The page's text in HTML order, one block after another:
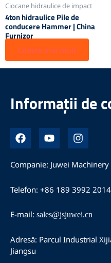
Ciocane hidraulice de impact
4ton hidraulice Pile de
conducere Hammer | China
Furnizor
Citește mai mult
Informații de
F
a
c
e
o
o
Y
o
u
t
u
b
e
I
n
s
t
g
r
m
Companie: Juwei
Telefon: +86 189 3992 2014
E-mail: sales@jsjuwei.cn
Adresă: Parcul Industrial
Jiangsu